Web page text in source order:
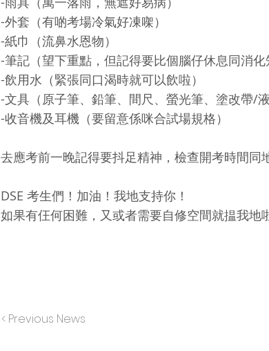
-外套（有啲考場冷氣好凍㗎）
-紙巾（流鼻水恩物）
-筆記（望下重點，但記得要比個腦仔休息同消化
-飲用水（緊張同口渴時就可以飲啦）
-文具（原子筆、鉛筆、間尺、螢光筆、塗改帶/
-收音機及耳機（要留意係咪合試場規格）
去應考前一晚記得要抖足精神，檢查開考時間同
DSE 考生們！加油！我地支持你！
如果有仼何困難，又或者需要自修空間就揾我地
< Previous News